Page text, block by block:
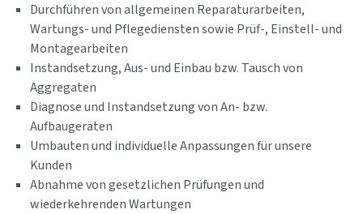
Durchführen von allgemeinen Reparaturarbeiten,
Wartungs- und Pflegediensten sowie Prüf-, Einstell- und
Montagearbeiten
Instandsetzung, Aus- und Einbau bzw. Tausch von
Aggregaten
Diagnose und Instandsetzung von An- bzw.
Aufbaugeräten
Umbauten und individuelle Anpassungen für unsere
Kunden
Abnahme von gesetzlichen Prüfungen und
wiederkehrenden Wartungen